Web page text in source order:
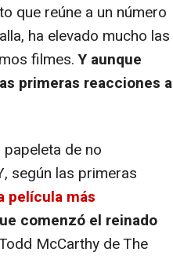
que reúne a un número
ha elevado mucho las
filmes.Y aunque
primeras reacciones a
de no
según las primeras
película más
comenzó el reinado
McCarthy de The